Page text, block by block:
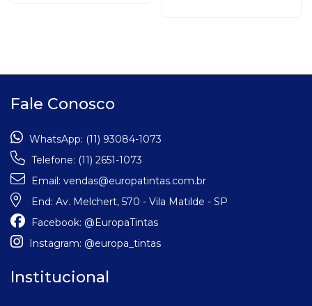
Fale Conosco
WhatsApp: (11) 93084-1073
Telefone: (11) 2651-1073
Email: vendas@europatintas.com.br
End: Av. Melchert, 570 - Vila Matilde - SP
Facebook: @EuropaTintas
Instagram: @europa_tintas
Institucional